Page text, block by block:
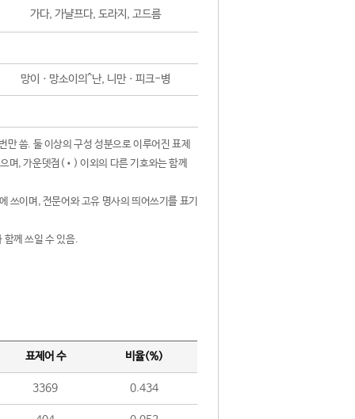
가다, 가냘프다, 도라지, 고드름
망이ㆍ망소이의^난, 니만ㆍ피크-병
씀. 둘 이상의 구성 성분으로 이루어진 표제
며, 가운뎃점(•) 이외의 다른 기호와는 함께
쓰이며, 전문어와 고유 명사의 띄어쓰기를 표기
께 쓰일 수 있음.
표제어 수 비율(%)
3369 0.434